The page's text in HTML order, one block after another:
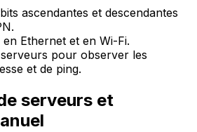
ascendantes et descendantes
en Ethernet et en Wi-Fi.
pour observer les
et de ping.
serveurs et